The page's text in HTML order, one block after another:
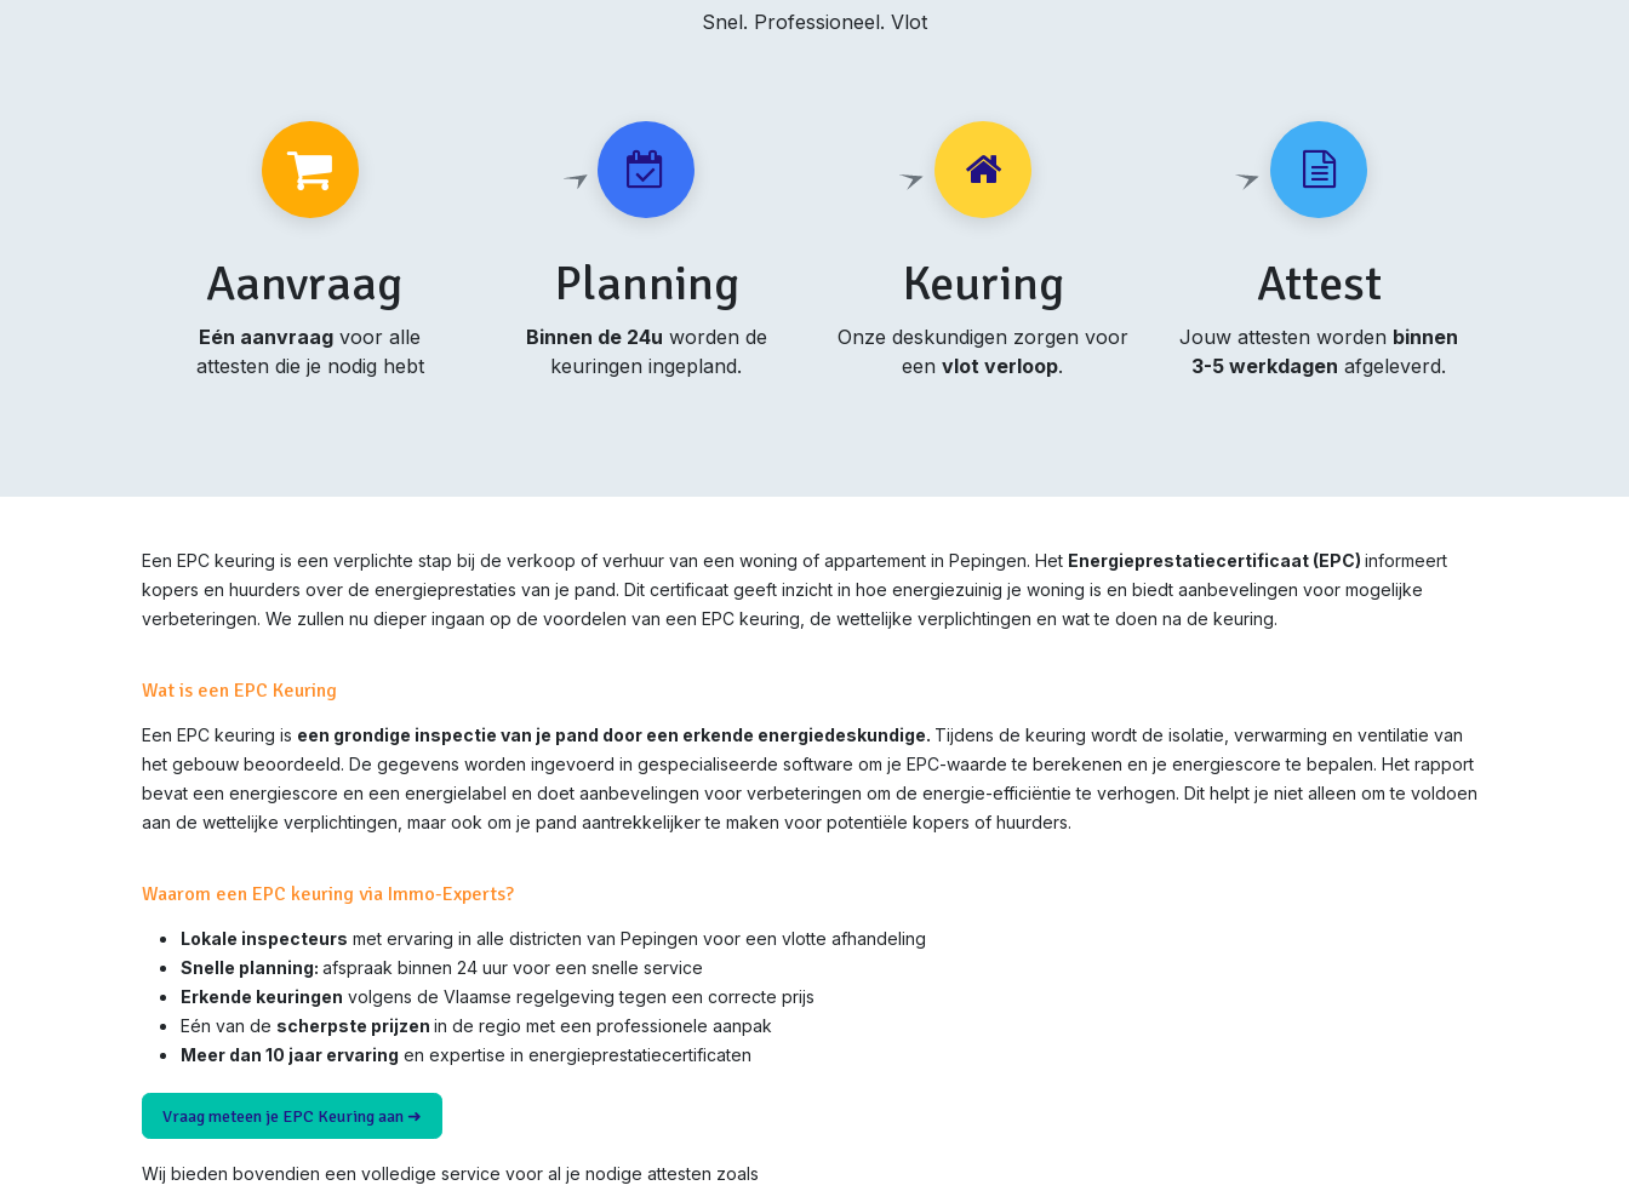
Snel. Professioneel. Vlot
Aanvraag
Eén aanvraag voor alle
attesten die je nodig hebt
Planning
Binnen de 24u worden de
keuringen ingepland.
Keuring
Onze deskundigen zorgen voor
eenvlot verloop.
Attest
Jouw attesten worden binnen
3-5 werkdagen afgeleverd.
Een EPC keuring is een verplichte stap bij de verkoop of verhuur van een woning of appartement in Pepingen. Het Energieprestatiecertificaat (EPC) informeert
kopers en huurders over de energieprestaties van je pand. Dit certificaat geeft inzicht in hoe energiezuinig je woning is en biedt aanbevelingen voor mogelijke
verbeteringen. We zullen nu dieper ingaan op de voordelen van een EPC keuring, de wettelijke verplichtingen en wat te doen na de keuring.
Wat is een EPC Keuring
Een EPC keuring is een grondige inspectie van je pand door een erkende energiedeskundige. Tijdens de keuring wordt de isolatie, verwarming en ventilatie van
het gebouw beoordeeld. De gegevens worden ingevoerd in gespecialiseerde software om je EPC-waarde te berekenen en je energiescore te bepalen. Het rapport
bevat een energiescore en een energielabel en doet aanbevelingen voor verbeteringen om de energie-efficiëntie te verhogen. Dit helpt je niet alleen om te voldoen
aan de wettelijke verplichtingen, maar ook om je pand aantrekkelijker te maken voor potentiële kopers of huurders.
Waarom een EPC keuring via Immo-Experts?
Lokale inspecteurs met ervaring in alle districten van Pepingen voor een vlotte afhandeling
Snelle planning: afspraak binnen 24 uur voor een snelle service
Erkende keuringen volgens de Vlaamse regelgeving tegen een correcte prijs
Eén van de scherpste prijzen in de regio met een professionele aanpak
Meer dan 10 jaar ervaring en expertise in energieprestatiecertificaten
Vraag meteen je EPC Keuring aan ➜
Wij bieden bovendien een volledige service voor al je nodige attesten zoals